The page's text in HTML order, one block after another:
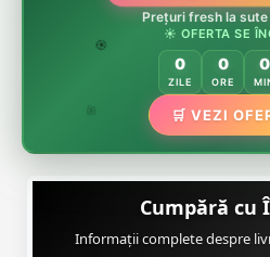
🌸
🌿
Prețuri fresh la
☀️ OFERTA SE
0
ZILE
0
ORE
0
🛒 VEZI
Cumpără cu
Informații complete despre